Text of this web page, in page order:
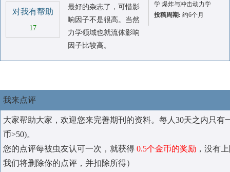
对我有帮助
17
最好的杂志了，可惜影
响因子不是很高。当然
力学领域也就流体影响
因子比较高。
学 爆炸与冲击动力学
投稿周期: 约6个月
我来点评
大家帮助大家，欢迎您来完善期刊的资料。每人30天之内只有
币>50)。
您的点评每被虫友认可一次，就获得 0.5个金币的奖励 ，没有
我们将删除你的点评，并扣除所得）